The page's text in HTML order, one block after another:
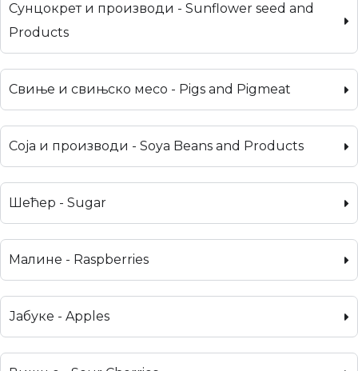
Сунцокрет и производи - Sunflower seed and
Products
Свиње и свињско месо - Pigs and Pigmeat
Соја и производи - Soya Beans and Products
Шећер - Sugar
Малине - Raspberries
Јабуке - Apples